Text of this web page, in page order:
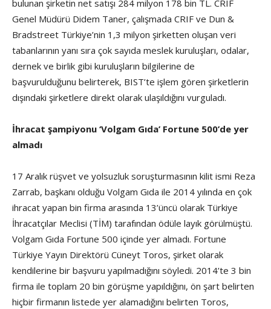
bulunan şirketin net satışı 284 milyon 178 bin TL. CRIF
Genel Müdürü Didem Taner, çalışmada CRIF ve Dun &
Bradstreet Türkiye’nin 1,3 milyon şirketten oluşan veri
tabanlarının yanı sıra çok sayıda meslek kuruluşları, odalar,
dernek ve birlik gibi kuruluşların bilgilerine de
başvurulduğunu belirterek, BIST’te işlem gören şirketlerin
dışındaki şirketlere direkt olarak ulaşıldığını vurguladı.
İhracat şampiyonu ‘Volgam Gıda’ Fortune 500’de yer
almadı
17 Aralık rüşvet ve yolsuzluk soruşturmasının kilit ismi Reza
Zarrab, başkanı olduğu Volgam Gıda ile 2014 yılında en çok
ihracat yapan bin firma arasında 13’üncü olarak Türkiye
İhracatçılar Meclisi (TİM) tarafından ödüle layık görülmüştü.
Volgam Gıda Fortune 500 içinde yer almadı. Fortune
Türkiye Yayın Direktörü Cüneyt Toros, şirket olarak
kendilerine bir başvuru yapılmadığını söyledi. 2014’te 3 bin
firma ile toplam 20 bin görüşme yapıldığını, ön şart belirten
hiçbir firmanın listede yer alamadığını belirten Toros,